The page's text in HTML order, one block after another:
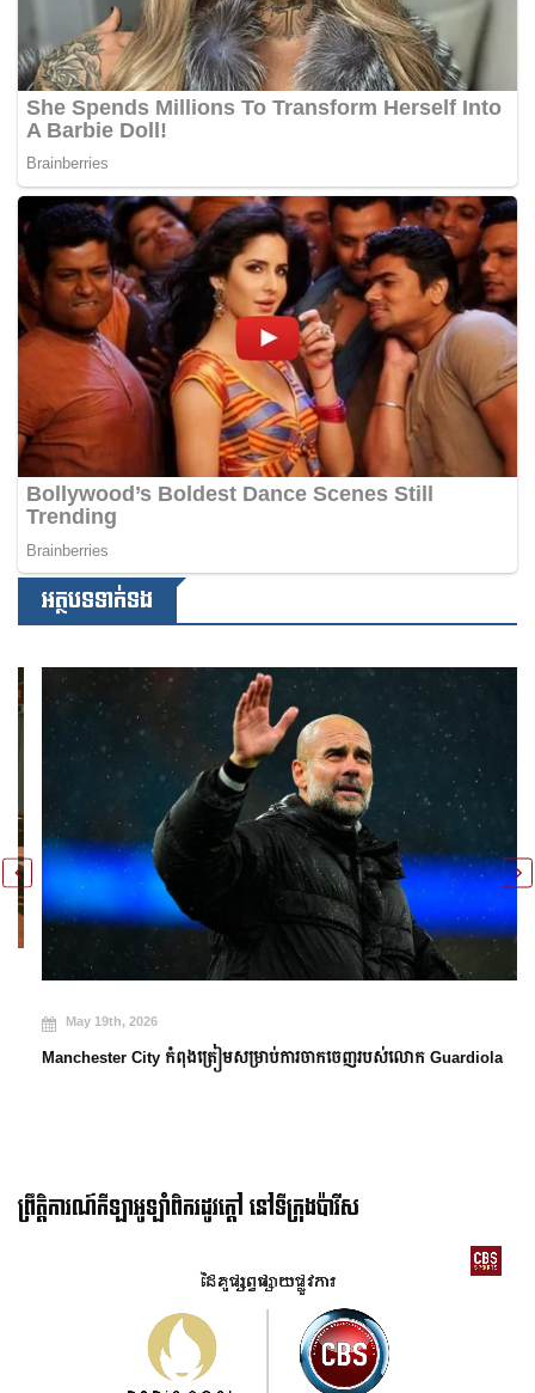
អត្ថបទទាក់ទង
May 19th, 2026
Manchester City កំពុងត្រៀមសម្រាប់ការចាកចេញរបស់លោក Guardiola
ព្រឹត្តិការណ៍កីឡាអូឡាំពិករដូវក្ដៅ នៅទីក្រុងប៉ារីស